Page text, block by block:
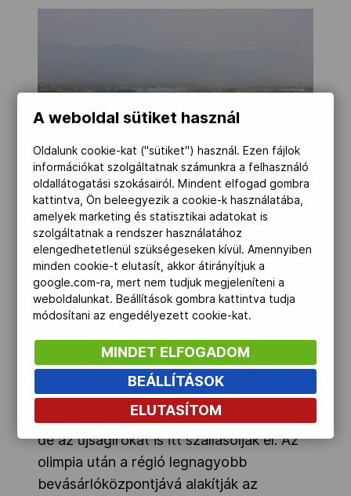
Az építkezések már elkezdődtek a 2014-
es téli olimpia helyszínén. Az Olimpiai Park
bejáratánál épül a média falu. A projekt
a talaj előkészítése. A médiaközpont
épülete 2013-ban készül el. Ebből az
épületből fogják sugározni a
sportközvetítéseket a világ minden tájára,
de az újságírókat is itt szállásolják el. Az
olimpia után a régió legnagyobb
bevásárlóközpontjává alakítják az
A weboldal sütiket használ
Oldalunk cookie-kat ("sütiket") használ. Ezen fájlok
információkat szolgáltatnak számunkra a felhasználó
oldallátogatási szokásairól. Mindent elfogad gombra
kattintva, Ön beleegyezik a cookie-k használatába,
amelyek marketing és statisztikai adatokat is
szolgáltatnak a rendszer használatához
elengedhetetlenül szükségeseken kívül. Amennyiben
minden cookie-t elutasít, akkor átirányítjuk a
google.com-ra, mert nem tudjuk megjeleníteni a
weboldalunkat. Beállítások gombra kattintva tudja
módosítani az engedélyezett cookie-kat.
MINDET ELFOGADOM
BEÁLLÍTÁSOK
ELUTASÍTOM